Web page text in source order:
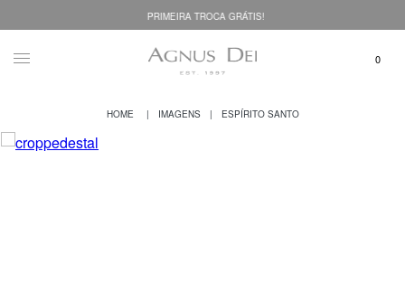
PRIMEIRA TROCA GRÁTIS!
IMAGENS ESPÍRITO SANTO